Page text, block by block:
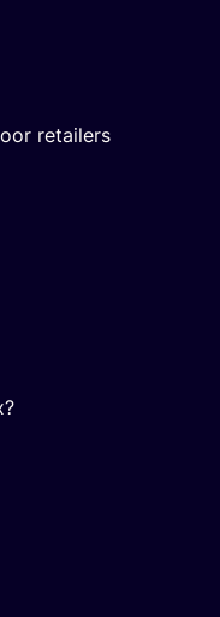
retailers